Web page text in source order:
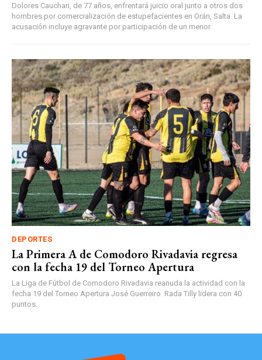
Dolores Cauchari, de 77 años, enfrentará juicio oral junto a otros dos
hombres por comercialización de estupefacientes en Orán, Salta. La
acusación incluye agravante por participación de un menor.
DEPORTES
La Primera A de Comodoro Rivadavia regresa
con la fecha 19 del Torneo Apertura
La Liga de Fútbol de Comodoro Rivadavia reanuda la actividad con la
fecha 19 del Torneo Apertura José Guerreiro. Rada Tilly lidera con 40
puntos.